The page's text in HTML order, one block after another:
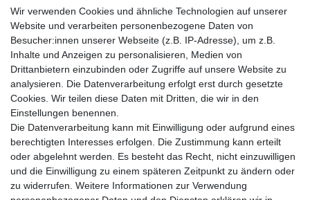
Telefonische Beratung und Unterstützung für Händler unter:
+49 2851 5895-0
Montag - Donnerstag: 08.00 - 16.30 Uhr
Freitag: 08.00 - 16.00 Uhr
Wir sind ein Großhandel, bitte wenden Sie sich als
Endkunde direkt an Ihren örtlichen Fachhändler. Vielen
Dank!
Wir verwenden Cookies und ähnliche Technologien auf unserer
Website und verarbeiten personenbezogene Daten von
Besucher:innen unserer Webseite (z.B. IP-Adresse), um z.B.
Inhalte und Anzeigen zu personalisieren, Medien von
Drittanbietern einzubinden oder Zugriffe auf unsere Website zu
analysieren. Die Datenverarbeitung erfolgt erst durch gesetzte
Cookies. Wir teilen diese Daten mit Dritten, die wir in den
Einstellungen benennen.
Die Datenverarbeitung kann mit Einwilligung oder aufgrund eines
berechtigten Interesses erfolgen. Die Zustimmung kann erteilt
oder abgelehnt werden. Es besteht das Recht, nicht einzuwilligen
und die Einwilligung zu einem späteren Zeitpunkt zu ändern oder
zu widerrufen. Weitere Informationen zur Verwendung